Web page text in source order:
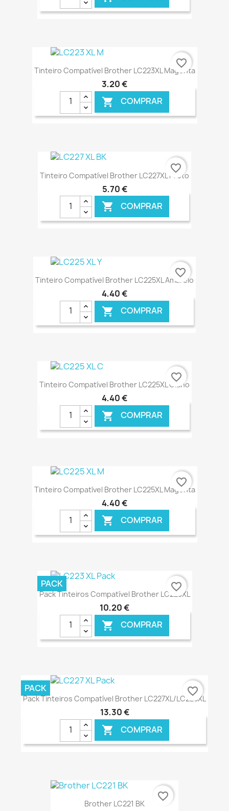
€ ONLINE
Tinteiro Compatível Brother LC223XL Magenta
3,20 €
 COMPRAR
€ ONLINE
favorite_border
Tinteiro Compatível Brother LC227XL Preto
5,70 €
 COMPRAR
€ ONLINE
favorite_border
Tinteiro Compatível Brother LC225XL Amarelo
4,40 €
 COMPRAR
€ ONLINE
favorite_border
Tinteiro Compatível Brother LC225XL Ciano
4,40 €
 COMPRAR
€ ONLINE
favorite_border
Tinteiro Compatível Brother LC225XL Magenta
4,40 €
 COMPRAR
€ ONLINE
favorite_border
Pack Tinteiros Compatível Brother LC223XL
10,20 €
 COMPRAR
€ ONLINE
PACK favorite_border
Pack Tinteiros Compatível Brother LC227XL/LC225XL
13,30 €
 COMPRAR
€ ONLINE
PACK favorite_border
Brother LC221 BK
favorite_border